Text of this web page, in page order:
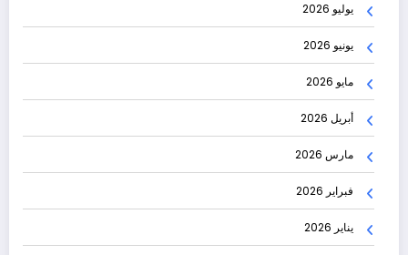
يوليو 2026
يونيو 2026
مايو 2026
أبريل 2026
مارس 2026
فبراير 2026
يناير 2026